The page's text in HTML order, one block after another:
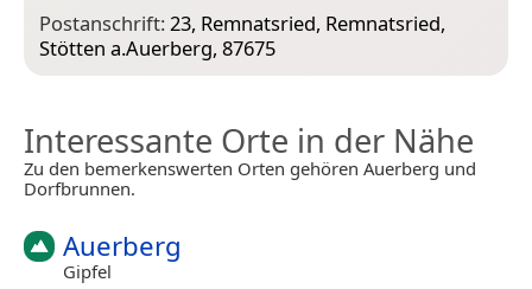
Postanschrift:23, Remnatsried, Remnatsried,
Stötten a.Auerberg, 87675
Interessante Orte in der Nähe
Zu den bemerkenswerten Orten gehören Auerberg und
Dorfbrunnen.
Auerberg
Gipfel